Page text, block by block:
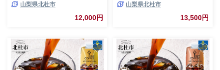
ス 健康志向 飲料
山梨県北杜市
12,000円
ーム 食べ比べ スイーツ アイス
有名店 人気 15000円 以内
山梨県北杜市
13,500円